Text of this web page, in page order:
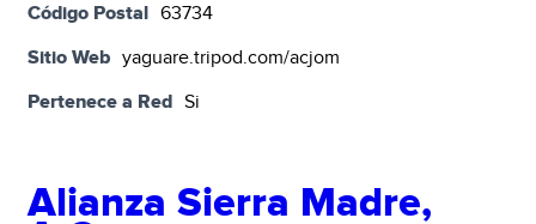
Código Postal 63734
Sitio Web yaguare.tripod.com/acjom
Pertenece a Red Si
Alianza Sierra Madre,